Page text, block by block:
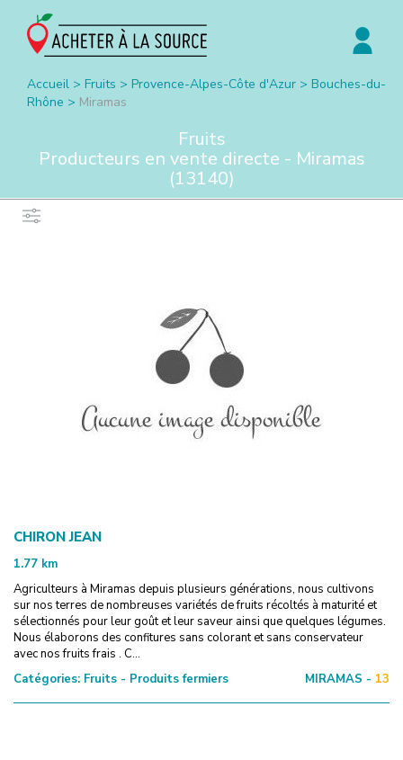
Accueil > Fruits > Provence-Alpes-Côte d'Azur > Bouches-du-
Rhône > Miramas
Fruits
Producteurs en vente directe - Miramas
(13140)
CHIRON JEAN
1.77 km
Agriculteurs à Miramas depuis plusieurs générations, nous cultivons
sur nos terres de nombreuses variétés de fruits récoltés à maturité et
sélectionnés pour leur goût et leur saveur ainsi que quelques légumes.
Nous élaborons des confitures sans colorant et sans conservateur
avec nos fruits frais . C...
Catégories: Fruits - Produits fermiers MIRAMAS - 13